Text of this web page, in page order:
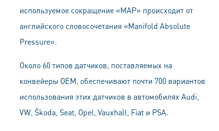
используемое сокращение «MAP» происходит от
английского словосочетания «Manifold Absolute
Pressure».
Около 60 типов датчиков, поставляемых на
конвейеры OEM, обеспечивают почти 700 вариантов
использования этих датчиков в автомобилях Audi,
VW, Škoda, Seat, Opel, Vauxhall, Fiat и PSA.